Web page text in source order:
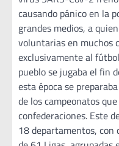
causando pánico en la
grandes medios, a
voluntarias en muchos
exclusivamente al
pueblo se jugaba el fin
esta época se
de los campeonatos
confederaciones. Este
18 departamentos, con